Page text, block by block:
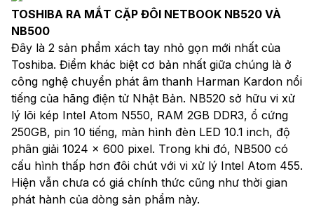
TOSHIBA RA MẮT CẶP ĐÔI NETBOOK NB520 VÀ
NB500
Đây là 2 sản phẩm xách tay nhỏ gọn mới nhất của
Toshiba. Điểm khác biệt cơ bản nhất giữa chúng là ở
công nghệ chuyển phát âm thanh Harman Kardon nổi
tiếng của hãng điện tử Nhật Bản. NB520 sở hữu vi xử
lý lõi kép Intel Atom N550, RAM 2GB DDR3, ổ cứng
250GB, pin 10 tiếng, màn hình đèn LED 10.1 inch, độ
phân giải 1024 x 600 pixel. Trong khi đó, NB500 có
cấu hình thấp hơn đôi chút với vi xử lý Intel Atom 455.
Hiện vẫn chưa có giá chính thức cũng như thời gian
phát hành của dòng sản phẩm này.